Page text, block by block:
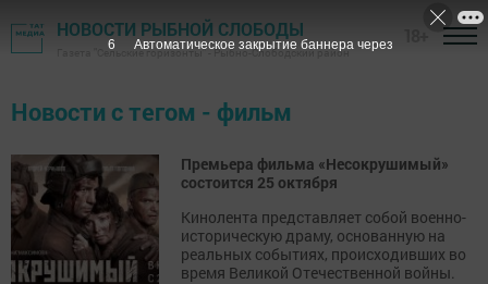
НОВОСТИ РЫБНОЙ СЛОБОДЫ
Газета "Сельские горизонты" - Рыбно-Слободский район
Новости с тегом - фильм
Премьера фильма «Несокрушимый»
состоится 25 октября
Кинолента представляет собой военно-
историческую драму, основанную на
реальных событиях, происходивших во
время Великой Отечественной войны.
6 Автоматическое закрытие баннера через